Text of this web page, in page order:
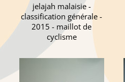
jelajah malaisie -
classification générale -
2015 - maillot de
cyclisme